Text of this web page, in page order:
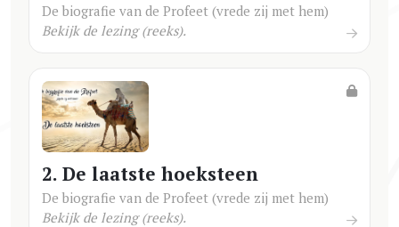
De biografie van de Profeet (vrede zij met hem)
Bekijk de lezing (reeks).
2. De laatste hoeksteen
De biografie van de Profeet (vrede zij met hem)
Bekijk de lezing (reeks).